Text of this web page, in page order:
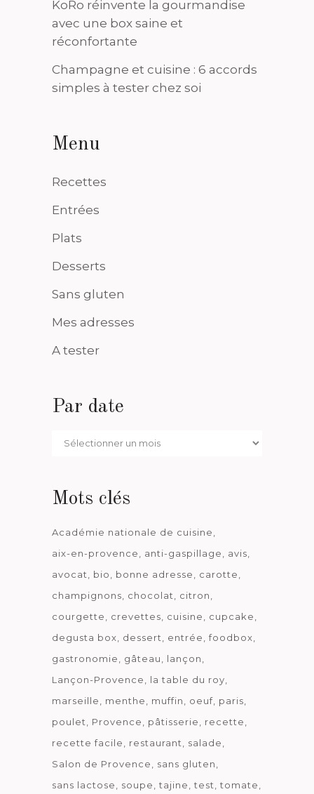
KoRo réinvente la gourmandise
avec une box saine et
réconfortante
Champagne et cuisine : 6 accords
simples à tester chez soi
Menu
Recettes
Entrées
Plats
Desserts
Sans gluten
Mes adresses
A tester
Par date
Par
Mots clés
Académie nationale de cuisine
aix-en-provence
anti-gaspillage
avis
avocat
bio bonne adresse
carotte
champignons
chocolat
citron
courgette
crevettes cuisine
cupcake
degusta box
dessert entrée
foodbox
gastronomie
gâteau
lançon
Lançon-Provence
la table du roy
marseille
menthe muffin oeuf paris
poulet
Provence pâtisserie
recette
recette facile
restaurant
salade
Salon de Provence
sans gluten
sans lactose
soupe tajine test tomate